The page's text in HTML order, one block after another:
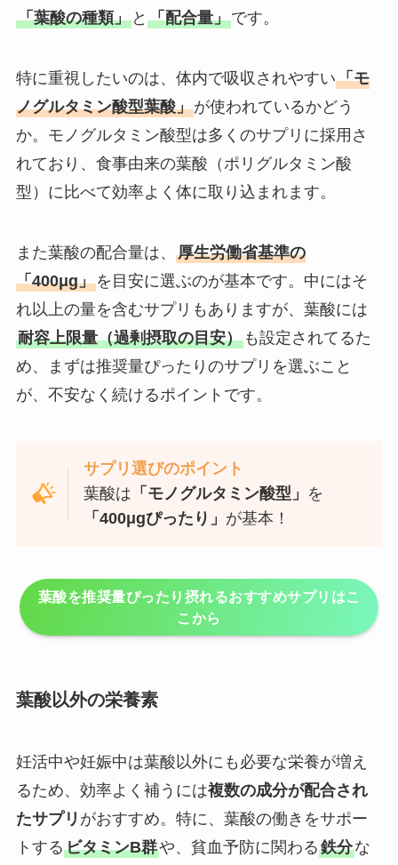
「葉酸の種類」と 「配合量」です。
特に重視したいのは、体内で吸収されやすい「モ
ノグルタミン酸型葉酸」が使われているかどう
か。モノグルタミン酸型は多くのサプリに採用さ
れており、食事由来の葉酸（ポリグルタミン酸
型）に比べて効率よく体に取り込まれます。
また葉酸の配合量は、 厚生労働省基準の
「400μg」を目安に選ぶのが基本です。中にはそ
れ以上の量を含むサプリもありますが、葉酸には
耐容上限量（過剰摂取の目安）も設定されてるた
め、まずは推奨量ぴったりのサプリを選ぶこと
が、不安なく続けるポイントです。
サプリ選びのポイント
葉酸は 「モノグルタミン酸型」 を
「400μgぴったり」 が基本！
葉酸を推奨量ぴったり摂れるおすすめサプリはこ
こから
葉酸以外の栄養素
妊活中や妊娠中は葉酸以外にも必要な栄養が増え
るため、効率よく補うには複数の成分が配合され
たサプリ がおすすめ。特に、葉酸の働きをサポー
トするビタミンB群や、貧血予防に関わる鉄分な